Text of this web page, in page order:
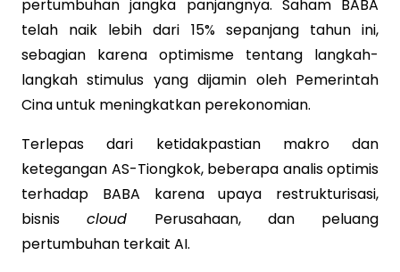
pertumbuhan jangka panjangnya. Saham BABA
telah naik lebih dari 15% sepanjang tahun ini,
sebagian karena optimisme tentang langkah-
langkah stimulus yang dijamin oleh Pemerintah
Cina untuk meningkatkan perekonomian.
Terlepas dari ketidakpastian makro dan
ketegangan AS-Tiongkok, beberapa analis optimis
terhadap BABA karena upaya restrukturisasi,
bisniscloud Perusahaan, dan peluang
pertumbuhan terkait AI.